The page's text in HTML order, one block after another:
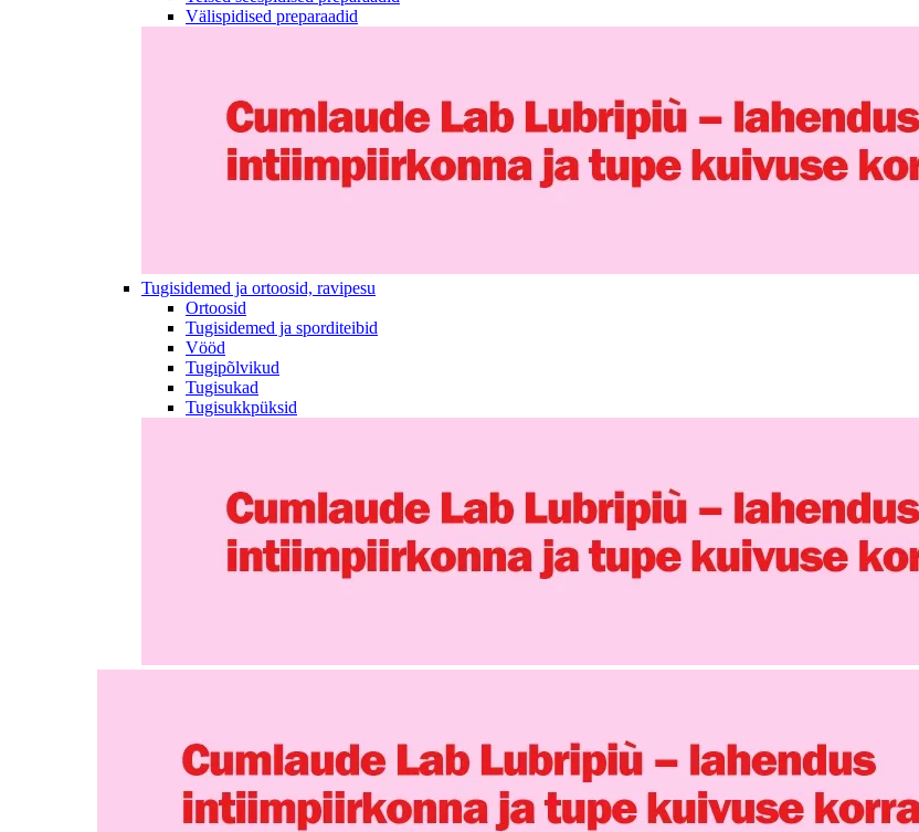
Välispidised preparaadid
Tugisidemed ja ortoosid, ravipesu
Ortoosid
Tugisidemed ja sporditeibid
Vööd
Tugipõlvikud
Tugisukad
Tugisukkpüksid